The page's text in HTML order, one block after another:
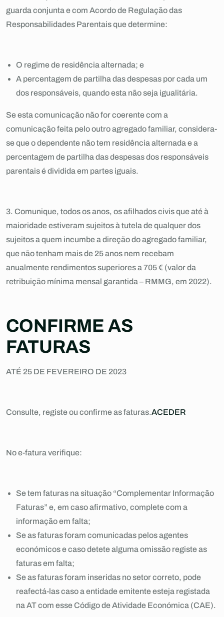
guarda conjunta e com Acordo de Regulação das
Responsabilidades Parentais que determine:
O regime de residência alternada; e
A percentagem de partilha das despesas por cada um
dos responsáveis, quando esta não seja igualitária.
Se esta comunicação não for coerente com a
comunicação feita pelo outro agregado familiar, considera-
se que o dependente não tem residência alternada e a
percentagem de partilha das despesas dos responsáveis
parentais é dividida em partes iguais.
3. Comunique, todos os anos, os afilhados civis que até à
maioridade estiveram sujeitos à tutela de qualquer dos
sujeitos a quem incumbe a direção do agregado familiar,
que não tenham mais de 25 anos nem recebam
anualmente rendimentos superiores a 705 € (valor da
retribuição mínima mensal garantida – RMMG, em 2022).
CONFIRME AS
FATURAS
ATÉ 25 DE FEVEREIRO DE 2023
Consulte, registe ou confirme as faturas.ACEDER
No e-fatura verifique:
Se tem faturas na situação “Complementar Informação
Faturas” e, em caso afirmativo, complete com a
informação em falta;
Se as faturas foram comunicadas pelos agentes
económicos e caso detete alguma omissão registe as
faturas em falta;
Se as faturas foram inseridas no setor correto, pode
reafectá-las caso a entidade emitente esteja registada
na AT com esse Código de Atividade Económica (CAE).